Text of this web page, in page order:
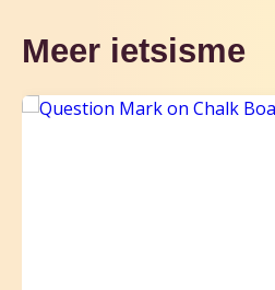
Meer ietsisme